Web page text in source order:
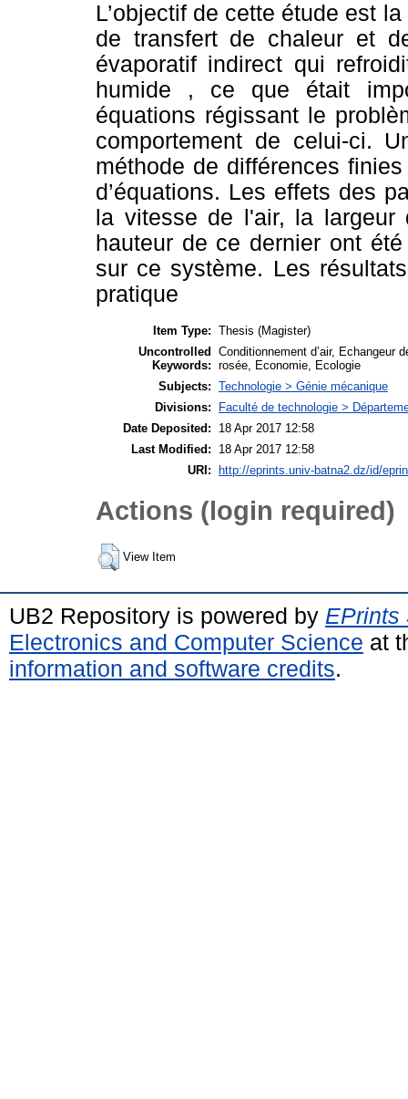
L’objectif de cette étude est
de transfert de chaleur et
évaporatif indirect qui
humide , ce que était
équations régissant le
comportement de celui-ci.
méthode de différences
d’équations. Les effets des
la vitesse de l'air, la
hauteur de ce dernier ont
sur ce système. Les
pratique
Item Type: Thesis (Magister)
Uncontrolled
Keywords:
Conditionnement d’air, Echangeur
rosée, Economie, Ecologie
Subjects: Technologie > Génie mécanique
Divisions:
Faculté de technologie >
Date Deposited:
18 Apr 2017 12:58
Last Modified:
18 Apr 2017 12:58
URI:
http://eprints.univ-batna2.dz/id/
Actions (login required)
View Item
UB2 Repository is powered by EPrints
Electronics and Computer Science at
information and software credits.